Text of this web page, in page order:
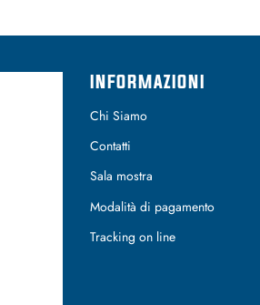
INFORMAZIONI
Chi Siamo
Contatti
Sala mostra
Modalità di pagamento
Tracking on line